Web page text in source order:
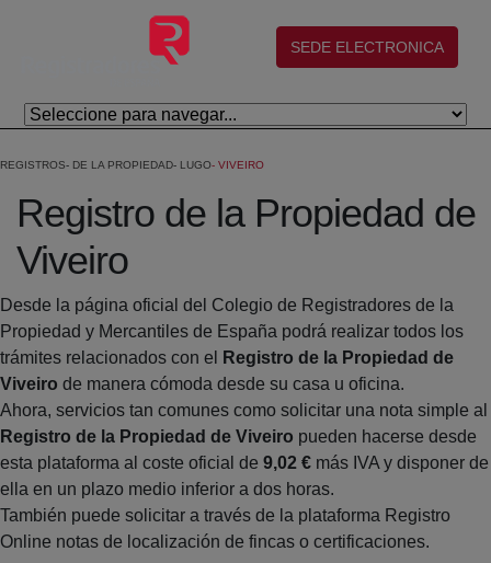
Skip to Main Content
(abre en nueva ventana)
SEDE ELECTRONICA
REGISTROS DE LA PROPIEDAD LUGO VIVEIRO
Registro de la Propiedad de
Viveiro
Desde la página oficial del Colegio de Registradores de la
Propiedad y Mercantiles de España podrá realizar todos los
trámites relacionados con el
Registro de la Propiedad de
Viveiro de manera cómoda desde su casa u oficina.
Ahora, servicios tan comunes como solicitar una nota simple al
Registro de la Propiedad de Viveiro pueden hacerse desde
esta plataforma al coste oficial de 9,02 € más IVA y disponer de
ella en un plazo medio inferior a dos horas.
También puede solicitar a través de la plataforma Registro
Online notas de localización de fincas o certificaciones.